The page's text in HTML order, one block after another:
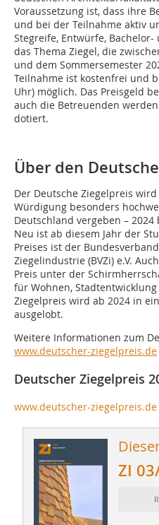
Voraussetzung ist, dass ihre
und bei der Teilnahme aktiv
Stegreife, Entwürfe,
das Thema Ziegel, die
und dem Sommersemester
Teilnahme ist kostenfrei und
Uhr) möglich. Das Preisgeld
auch die Betreuenden
dotiert.
Über den
Der Deutsche Ziegelpreis
Würdigung besonders
Deutschland vergeben –
Neu ist ab diesem Jahr der
Preises ist der
Ziegelindustrie (BVZi) e.V.
Preis unter der
für Wohnen,
Ziegelpreis wird ab 2024 in
ausgelobt.
Weitere Informationen zum
www.deutscher-ziegelpreis.de
Deutscher Ziegelpreis
www.deutscher-ziegelpreis.de
ZI